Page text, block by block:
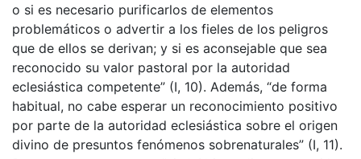
o si es necesario purificarlos de elementos
problemáticos o advertir a los fieles de los peligros
que de ellos se derivan; y si es aconsejable que sea
reconocido su valor pastoral por la autoridad
eclesiástica competente” (I, 10). Además, “de forma
habitual, no cabe esperar un reconocimiento positivo
por parte de la autoridad eclesiástica sobre el origen
divino de presuntos fenómenos sobrenaturales” (I, 11).